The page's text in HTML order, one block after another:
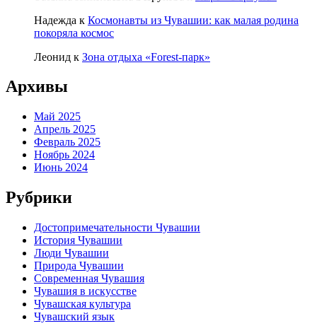
Надежда к Космонавты из Чувашии: как малая родина
покоряла космос
Леонид к Зона отдыха «Forest-парк»
Архивы
Май 2025
Апрель 2025
Февраль 2025
Ноябрь 2024
Июнь 2024
Рубрики
Достопримечательности Чувашии
История Чувашии
Люди Чувашии
Природа Чувашии
Современная Чувашия
Чувашия в искусстве
Чувашская культура
Чувашский язык